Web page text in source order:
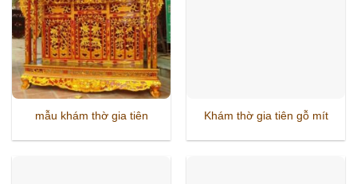
mẫu khám thờ gia tiên Khám thờ gia tiên gỗ mít